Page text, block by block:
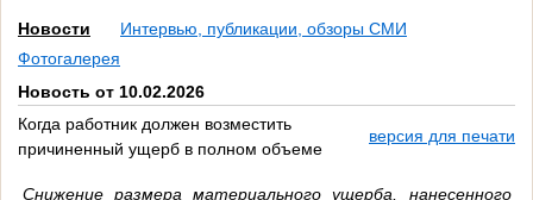
Новости
Интервью, публикации, обзоры СМИ
Фотогалерея
Новость от 10.02.2026
Когда работник должен возместить
причиненный ущерб в полном объеме
версия для печати
Снижение размера материального ущерба, нанесенного